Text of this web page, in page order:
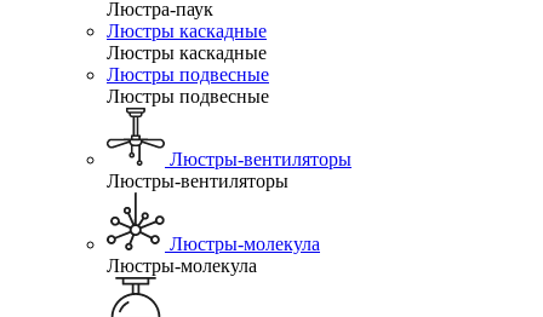
Люстра-паук
Люстры каскадные
Люстры каскадные
Люстры подвесные
Люстры подвесные
Люстры-вентиляторы
Люстры-вентиляторы
Люстры-молекула
Люстры-молекула